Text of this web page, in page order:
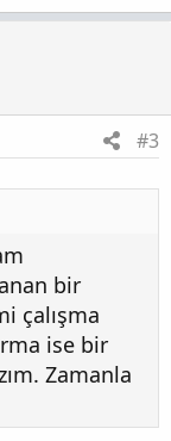
#3
bir
çalışma
ise bir
Zamanla